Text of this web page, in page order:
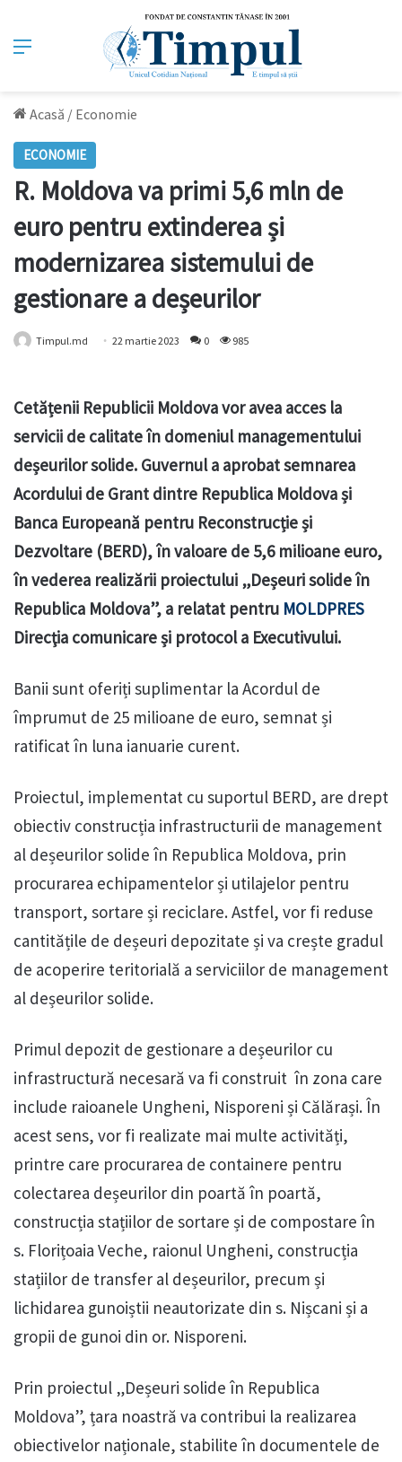
Meniu
Acasă / Economie
ECONOMIE
R. Moldova va primi 5,6 mln de
euro pentru extinderea și
modernizarea sistemului de
gestionare a deșeurilor
Timpul.md 22 martie 2023 0 985
Cetățenii Republicii Moldova vor avea acces la
servicii de calitate în domeniul managementului
deșeurilor solide. Guvernul a aprobat semnarea
Acordului de Grant dintre Republica Moldova și
Banca Europeană pentru Reconstrucție și
Dezvoltare (BERD), în valoare de 5,6 milioane euro,
în vederea realizării proiectului „Deșeuri solide în
Republica Moldova”, a relatat pentru MOLDPRES
Direcţia comunicare și protocol a Executivului.
Banii sunt oferiți suplimentar la Acordul de
împrumut de 25 milioane de euro, semnat și
ratificat în luna ianuarie curent.
Proiectul, implementat cu suportul BERD, are drept
obiectiv construcția infrastructurii de management
al deșeurilor solide în Republica Moldova, prin
procurarea echipamentelor și utilajelor pentru
transport, sortare și reciclare. Astfel, vor fi reduse
cantitățile de deșeuri depozitate și va crește gradul
de acoperire teritorială a serviciilor de management
al deșeurilor solide.
Primul depozit de gestionare a deșeurilor cu
infrastructură necesară va fi construit în zona care
include raioanele Ungheni, Nisporeni și Călărași. În
acest sens, vor fi realizate mai multe activități,
printre care procurarea de containere pentru
colectarea deșeurilor din poartă în poartă,
construcția stațiilor de sortare și de compostare în
s. Florițoaia Veche, raionul Ungheni, construcția
stațiilor de transfer al deșeurilor, precum și
lichidarea gunoiștii neautorizate din s. Nișcani și a
gropii de gunoi din or. Nisporeni.
Prin proiectul „Deșeuri solide în Republica
Moldova”, țara noastră va contribui la realizarea
obiectivelor naționale, stabilite în documentele de